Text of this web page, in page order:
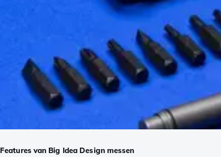
Features van Big Idea Design messen